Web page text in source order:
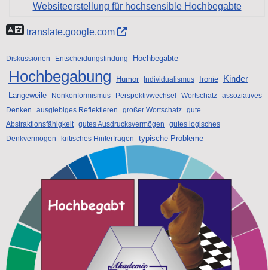
Websiteerstellung für hochsensible Hochbegabte
translate.google.com
Diskussionen Entscheidungsfindung Hochbegabte
Hochbegabung Humor Individualismus Ironie Kinder
Langeweile Nonkonformismus Perspektivwechsel Wortschatz assoziatives
Denken
ausgiebiges Reflektieren großer Wortschatz gute
Abstraktionsfähigkeit gutes Ausdrucksvermögen
gutes logisches
Denkvermögen
kritisches Hinterfragen typische Probleme